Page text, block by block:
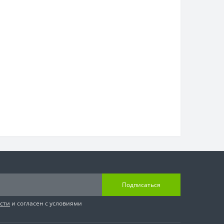
Подписаться
и согласен с условиями